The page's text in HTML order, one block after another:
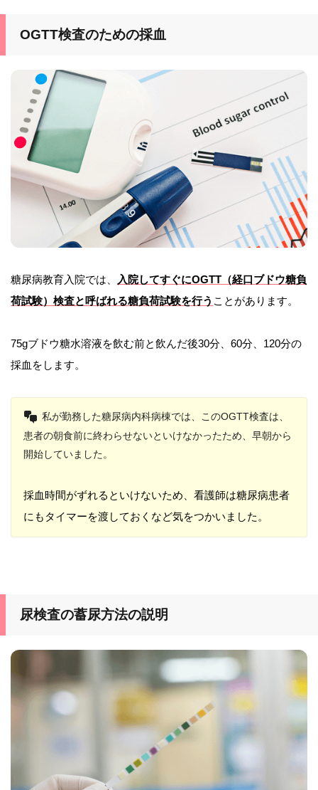
OGTT検査のための採血
糖尿病教育入院では、
入院してすぐにOGTT（経口ブドウ糖負
荷試験）検査と呼ばれる糖負荷試験を行う ことがあります。
75gブドウ糖水溶液を飲む前と飲んだ後30分、60分、120分の
採血をします。
私が勤務した糖尿病内科病棟では、このOGTT検査は、
患者の朝食前に終わらせないといけなかったため、早朝から
開始していました。
採血時間がずれるといけないため、看護師は糖尿病患者
にもタイマーを渡しておくなど気をつかいました。
尿検査の蓄尿方法の説明